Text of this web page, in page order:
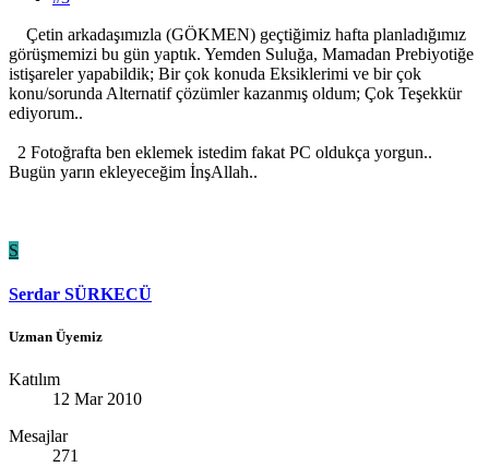
Çetin arkadaşımızla (GÖKMEN) geçtiğimiz hafta planladığımız
görüşmemizi bu gün yaptık. Yemden Suluğa, Mamadan Prebiyotiğe
istişareler yapabildik; Bir çok konuda Eksiklerimi ve bir çok
konu/sorunda Alternatif çözümler kazanmış oldum; Çok Teşekkür
ediyorum..
2 Fotoğrafta ben eklemek istedim fakat PC oldukça yorgun..
Bugün yarın ekleyeceğim İnşAllah..
S
Serdar SÜRKECÜ
Uzman Üyemiz
Katılım
12 Mar 2010
Mesajlar
271